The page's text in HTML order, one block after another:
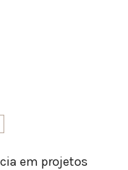
em projetos